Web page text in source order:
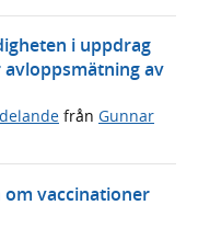
i uppdrag
av
från Gunnar
om vaccinationer